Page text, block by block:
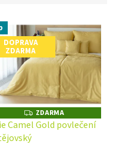
DOPRAVA
ZDARMA
Z
D
A
ZDARMA
Camel Gold povlečení